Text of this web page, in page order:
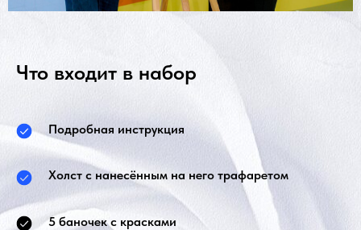
Что входит в набор
Подробная инструкция
Холст с нанесённым на него трафаретом
5 баночек с красками